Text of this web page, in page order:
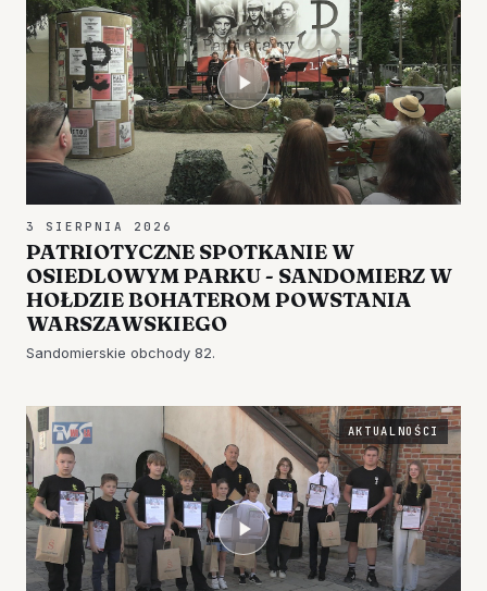
3 SIERPNIA 2026
PATRIOTYCZNE SPOTKANIE W
OSIEDLOWYM PARKU - SANDOMIERZ W
HOŁDZIE BOHATEROM POWSTANIA
WARSZAWSKIEGO
Sandomierskie obchody 82.
AKTUALNOŚCI